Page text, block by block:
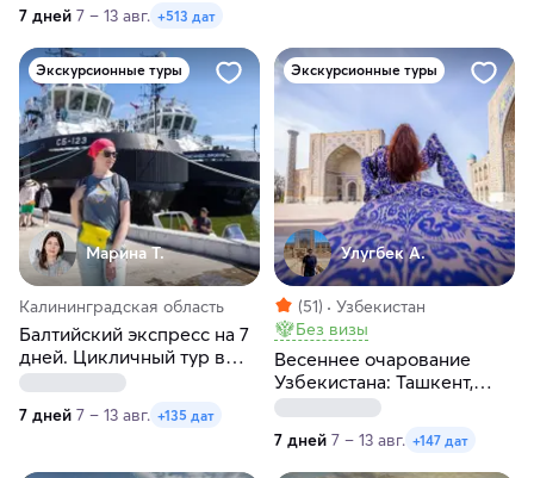
7 дней 7 – 13 авг. +513 дат
Экскурсионные туры
Марина Т.
Калининградская область
Балтийский экспресс на 7
дней. Цикличный тур в
Калининград
7 дней 7 – 13 авг. +135 дат
Экскурсионные туры
Улугбек А.
(51)
Узбекистан
Без визы
Весеннее очарование
Узбекистана: Ташкент,
Бухара и Самарканд за 7
7 дней 7 – 13 авг. +147 дат